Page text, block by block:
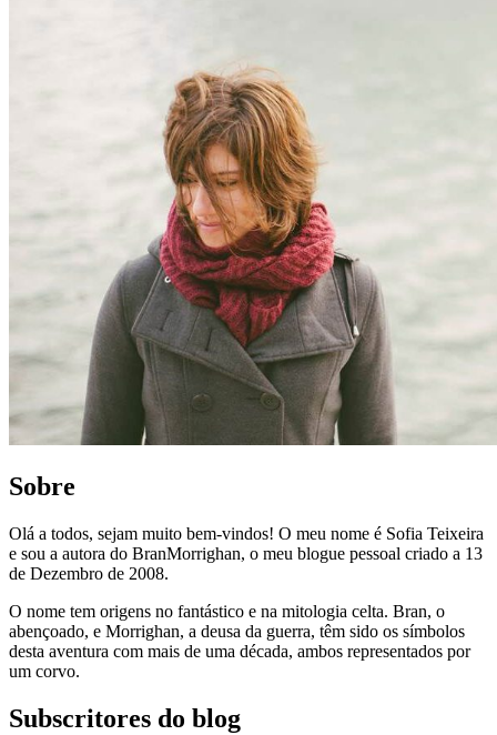
Sobre
Olá a todos, sejam muito bem-vindos! O meu nome é Sofia Teixeira
e sou a autora do BranMorrighan, o meu blogue pessoal criado a 13
de Dezembro de 2008.
O nome tem origens no fantástico e na mitologia celta. Bran, o
abençoado, e Morrighan, a deusa da guerra, têm sido os símbolos
desta aventura com mais de uma década, ambos representados por
um corvo.
Subscritores do blog